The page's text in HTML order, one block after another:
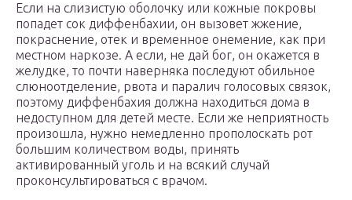
Если на слизистую оболочку или кожные покровы
попадет сок диффенбахии, он вызовет жжение,
покраснение, отек и временное онемение, как при
местном наркозе. А если, не дай бог, он окажется в
желудке, то почти наверняка последуют обильное
слюноотделение, рвота и паралич голосовых связок,
поэтому диффенбахия должна находиться дома в
недоступном для детей месте. Если же неприятность
произошла, нужно немедленно прополоскать рот
большим количеством воды, принять
активированный уголь и на всякий случай
проконсультироваться с врачом.